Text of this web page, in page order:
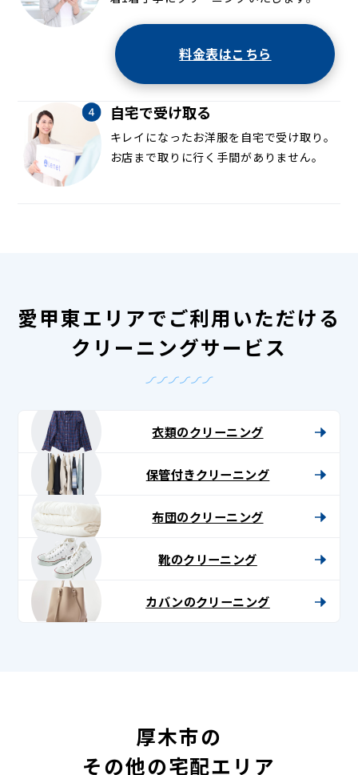
料金表はこちら
自宅で受け取る
キレイになったお洋服を自宅で受け取り。
お店まで取りに行く手間がありません。
愛甲東エリアでご利用いただける
クリーニングサービス
衣類のクリーニング
保管付きクリーニング
布団のクリーニング
靴のクリーニング
カバンのクリーニング
厚木市の
その他の宅配エリア